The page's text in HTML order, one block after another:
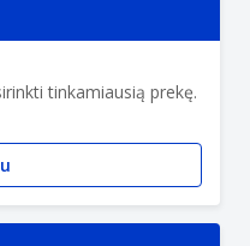
tinkamiausią prekę.